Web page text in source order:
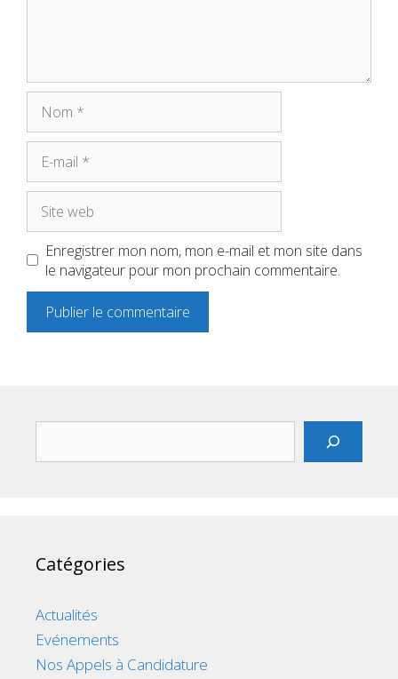
mail
web
Enregistrer mon nom, mon e-mail et mon site dans
le navigateur pour mon prochain commentaire.
Catégories
Actualités
Evénements
Nos Appels à Candidature